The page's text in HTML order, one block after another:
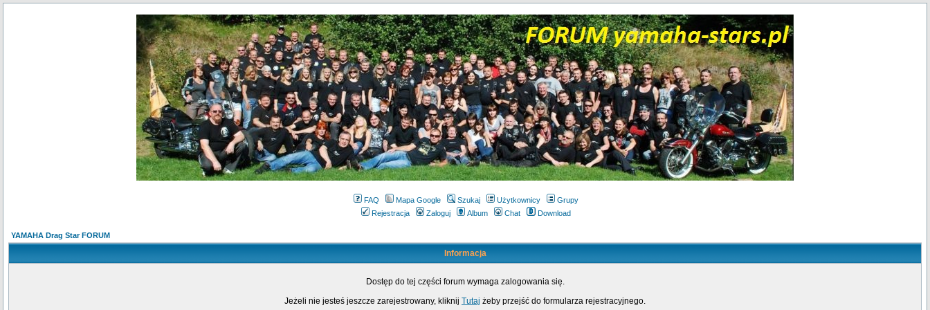
FAQ Mapa Google Szukaj Użytkownicy
Grupy
Rejestracja
Zaloguj Album Chat Download
YAMAHA Drag Star FORUM
Informacja
Dostęp do tej części forum wymaga zalogowania się.
Jeżeli nie jesteś jeszcze zarejestrowany, kliknij Tutaj żeby przejść do formularza rejestracyjnego.